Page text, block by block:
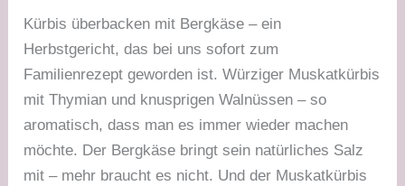
Kürbis überbacken mit Bergkäse – ein
Herbstgericht, das bei uns sofort zum
Familienrezept geworden ist. Würziger Muskatkürbis
mit Thymian und knusprigen Walnüssen – so
aromatisch, dass man es immer wieder machen
möchte. Der Bergkäse bringt sein natürliches Salz
mit – mehr braucht es nicht. Und der Muskatkürbis